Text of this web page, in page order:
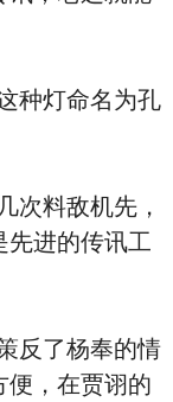
灯命名为孔
料敌机先，
先进的传讯工
了杨奉的情
便，在贾诩的